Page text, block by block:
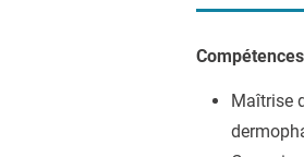
Maîtrise